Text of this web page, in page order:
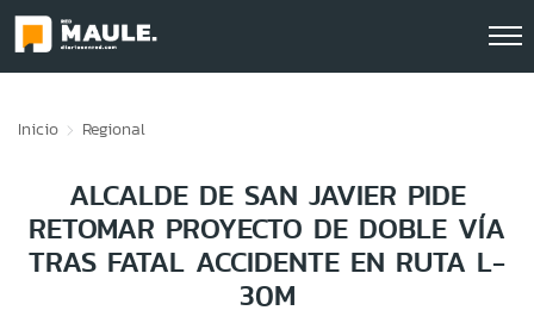
Inicio Regional
ALCALDE DE SAN JAVIER PIDE
RETOMAR PROYECTO DE DOBLE VÍA
TRAS FATAL ACCIDENTE EN RUTA L-
30M